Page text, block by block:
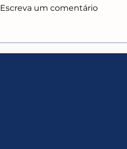
Escreva um comentário